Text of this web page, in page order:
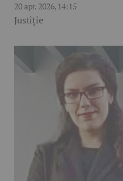
20 apr. 2026, 14:15
Justiție